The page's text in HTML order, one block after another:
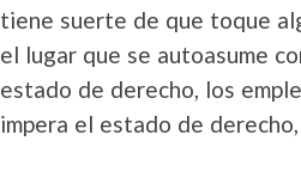
tiene suerte de que toque
el lugar que se autoasume
estado de derecho, los
impera el estado de